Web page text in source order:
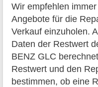
Wir empfehlen
Angebote für die
Verkauf einzuholen.
Daten der Restwert
BENZ GLC
Restwert und den
bestimmen, ob eine